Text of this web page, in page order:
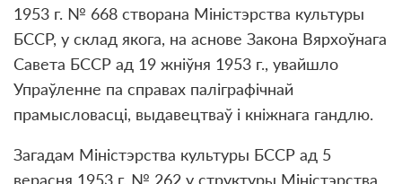
1953 г. № 668 створана Міністэрства культуры
БССР, у склад якога, на аснове Закона Вярхоўнага
Савета БССР ад 19 жніўня 1953 г., увайшло
Упраўленне па справах паліграфічнай
прамысловасці, выдавецтваў і кніжнага гандлю.
Загадам Міністэрства культуры БССР ад 5
верасня 1953 г. № 262 у структуры Міністэрства